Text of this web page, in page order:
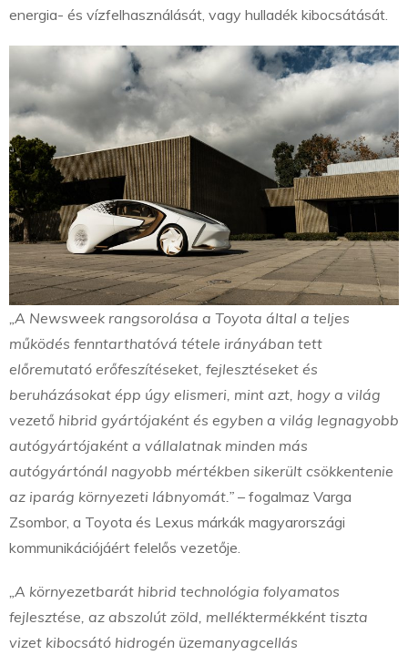
energia- és vízfelhasználását, vagy hulladék kibocsátását.
„A Newsweek rangsorolása a Toyota által a teljes
működés fenntarthatóvá tétele irányában tett
előremutató erőfeszítéseket, fejlesztéseket és
beruházásokat épp úgy elismeri, mint azt, hogy a világ
vezető hibrid gyártójaként és egyben a világ legnagyobb
autógyártójaként a vállalatnak minden más
autógyártónál nagyobb mértékben sikerült csökkentenie
az iparág környezeti lábnyomát.” – fogalmaz Varga
Zsombor, a Toyota és Lexus márkák magyarországi
kommunikációjáért felelős vezetője.
„A környezetbarát hibrid technológia folyamatos
fejlesztése, az abszolút zöld, melléktermékként tiszta
vizet kibocsátó hidrogén üzemanyagcellás